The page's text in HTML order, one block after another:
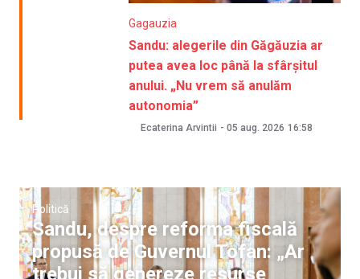
Gagauzia
Sandu: alegerile din Găgăuzia ar
putea avea loc până la sfârșitul
anului. „Nu vrem să anulăm
autonomia”
Ecaterina Arvintii - 05 aug. 2026 16:58
Politică
Sandu, despre reforma fiscală
propusă de Guvernul Tofan: „Ar
trebui să genereze resurse